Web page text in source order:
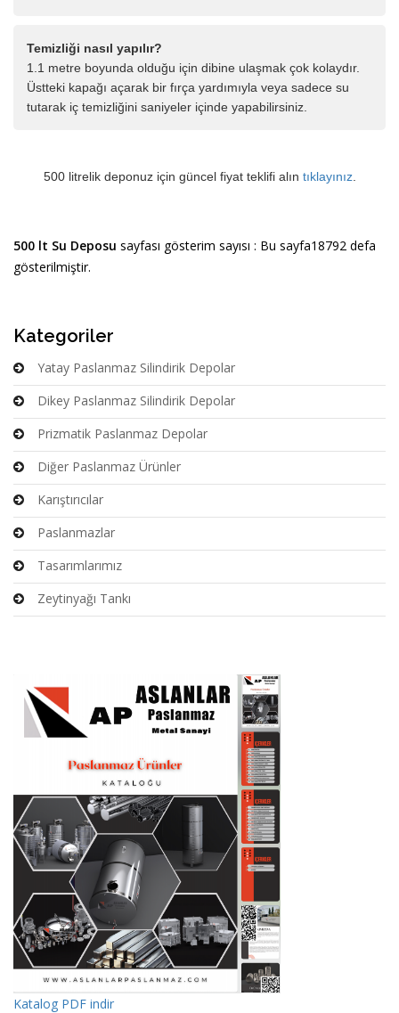
Temizliği nasıl yapılır?
1.1 metre boyunda olduğu için dibine ulaşmak çok kolaydır.
Üstteki kapağı açarak bir fırça yardımıyla veya sadece su
tutarak iç temizliğini saniyeler içinde yapabilirsiniz.
500 litrelik deponuz için güncel fiyat teklifi alın tıklayınız.
500 lt Su Deposu sayfası gösterim sayısı : Bu sayfa18792 defa
gösterilmiştir.
Kategoriler
Yatay Paslanmaz Silindirik Depolar
Dikey Paslanmaz Silindirik Depolar
Prizmatik Paslanmaz Depolar
Diğer Paslanmaz Ürünler
Karıştırıcılar
Paslanmazlar
Tasarımlarımız
Zeytinyağı Tankı
Katalog PDF indir